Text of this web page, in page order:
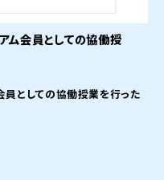
ム会員としての協働授
としての協働授業を行った